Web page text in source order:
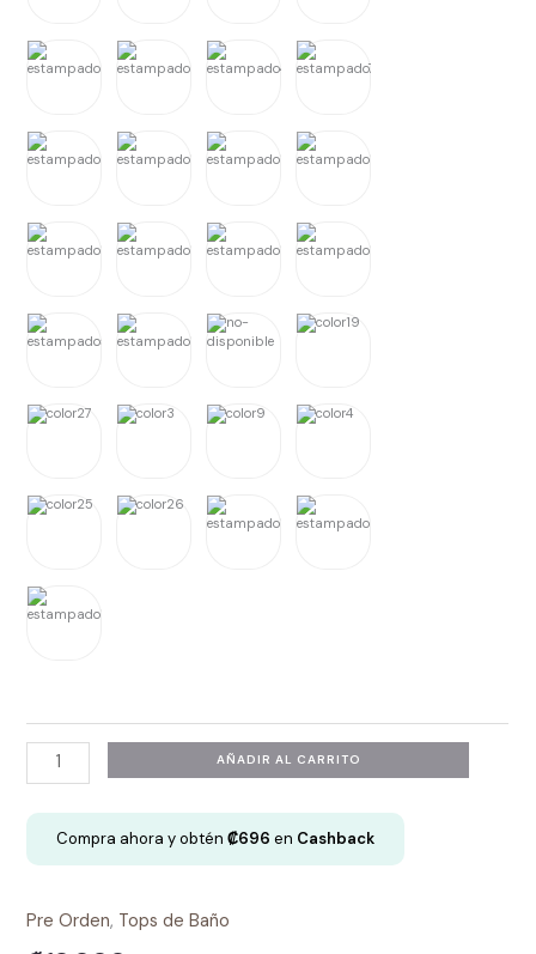
Top
Deportivo
-
Kamila
Top
AÑADIR AL CARRITO
Compra ahora y obtén₡696 en Cashback
Pre Orden, Tops de Baño